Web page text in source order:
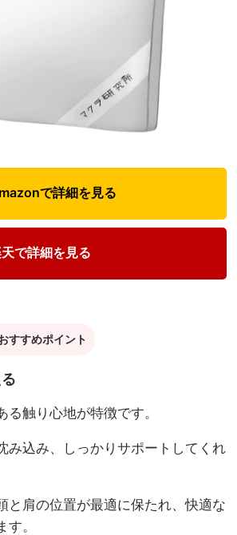
で詳細を見る
で詳細を見る
すすめポイント
触り心地が特徴です。
み込み、しっかりサポートしてくれ
と肩の位置が最適に保たれ、快適な
。